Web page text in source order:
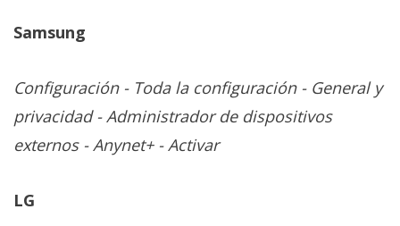
Samsung
Configuración - Toda la configuración - General y
privacidad - Administrador de dispositivos
externos - Anynet+ - Activar
LG